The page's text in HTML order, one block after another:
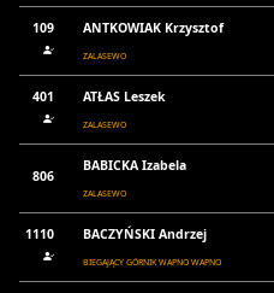
109 ANTKOWIAK Krzysztof
ZALASEWO
401 ATŁAS Leszek
ZALASEWO
806
BABICKA Izabela
ZALASEWO
1110 BACZYŃSKI Andrzej
BIEGAJĄCY GÓRNIK WAPNO WAPNO